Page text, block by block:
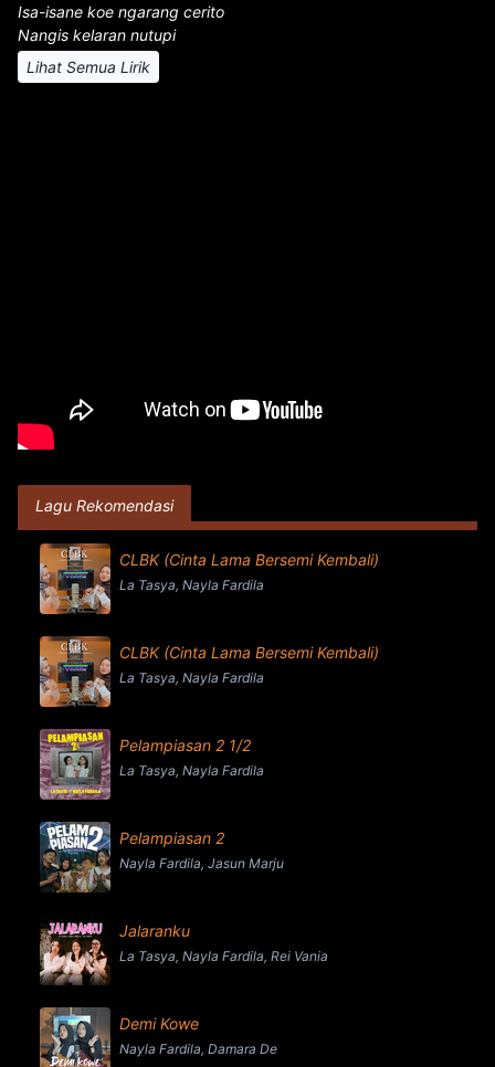
Isa-isane koe ngarang cerito
Nangis kelaran nutupi
Lihat Semua Lirik
Lagu Rekomendasi
CLBK (Cinta Lama Bersemi Kembali)
La Tasya, Nayla Fardila
CLBK (Cinta Lama Bersemi Kembali)
La Tasya, Nayla Fardila
Pelampiasan 2 1/2
La Tasya, Nayla Fardila
Pelampiasan 2
Nayla Fardila, Jasun Marju
Jalaranku
La Tasya, Nayla Fardila, Rei Vania
Demi Kowe
Nayla Fardila, Damara De